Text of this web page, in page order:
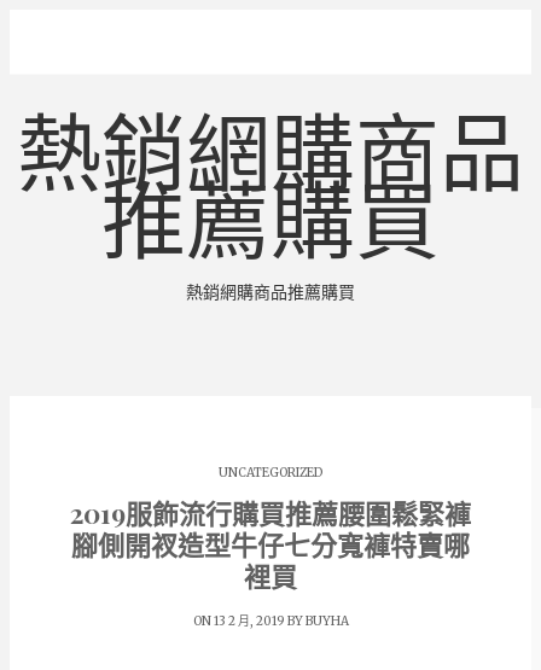
熱銷網購商品
推薦購買
熱銷網購商品推薦購買
UNCATEGORIZED
2019服飾流行購買推薦腰圍鬆緊褲
腳側開衩造型牛仔七分寬褲特賣哪
裡買
ON 13 2 月, 2019 BYBUYHA